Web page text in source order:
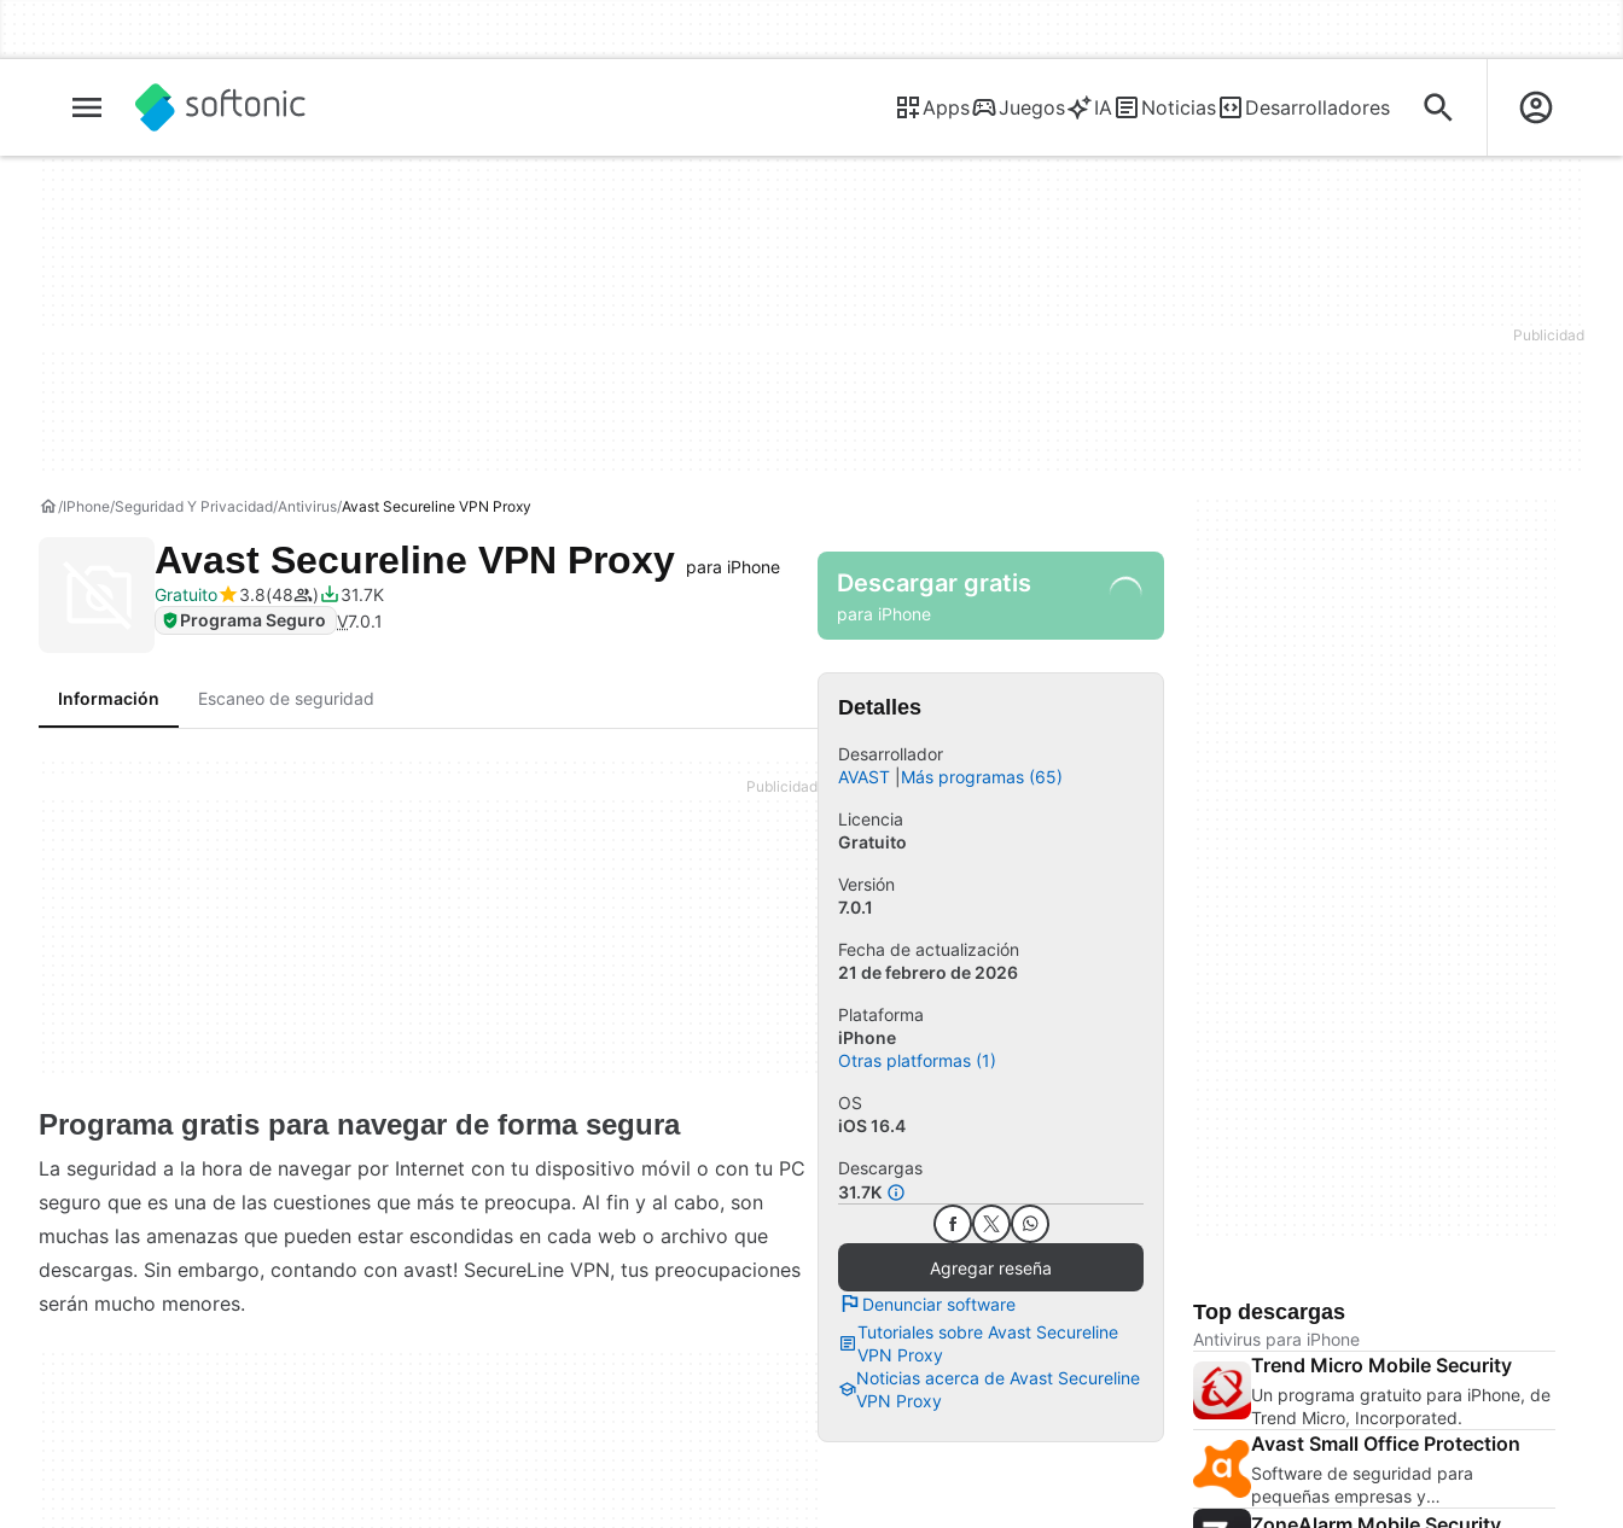
Apps Juegos IA Noticias Desarrolladores
IPhone Seguridad Y Privacidad Antivirus Avast Secureline VPN Proxy
Avast Secureline VPN Proxy para iPhone
Gratuito
3.8 48
31.7K
Programa Seguro V7.0.1
Descargar gratis
para iPhone
Información Escaneo de seguridad
Programa gratis para navegar de forma segura
La seguridad a la hora de navegar por Internet con tu dispositivo móvil o con tu PC
seguro que es una de las cuestiones que más te preocupa. Al fin y al cabo, son
muchas las amenazas que pueden estar escondidas en cada web o archivo que
descargas. Sin embargo, contando con avast! SecureLine VPN, tus preocupaciones
serán mucho menores.
Detalles
Desarrollador
AVAST Más programas (65)
Licencia
Gratuito
Versión
7.0.1
Fecha de actualización
21 de febrero de 2026
Plataforma
iPhone
Otras platformas (1)
OS
iOS 16.4
Descargas
31.7K
Agregar reseña
Denunciar software
Tutoriales sobre Avast Secureline
VPN Proxy
Noticias acerca de Avast Secureline
VPN Proxy
Top descargas
Antivirus para iPhone
Trend Micro Mobile Security
Un programa gratuito para iPhone, de
Trend Micro, Incorporated.
Avast Small Office Protection
Software de seguridad para
pequeñas empresas y
emprendedores